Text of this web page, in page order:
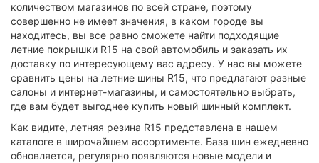
количеством магазинов по всей стране, поэтому
совершенно не имеет значения, в каком городе вы
находитесь, вы все равно сможете найти подходящие
летние покрышки R15 на свой автомобиль и заказать их
доставку по интересующему вас адресу. У нас вы можете
сравнить цены на летние шины R15, что предлагают разные
салоны и интернет-магазины, и самостоятельно выбрать,
где вам будет выгоднее купить новый шинный комплект.
Как видите, летняя резина R15 представлена в нашем
каталоге в широчайшем ассортименте. База шин ежедневно
обновляется, регулярно появляются новые модели и